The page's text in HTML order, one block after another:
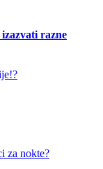
razne